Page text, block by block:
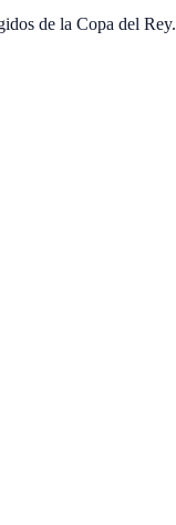
de la Copa del Rey.